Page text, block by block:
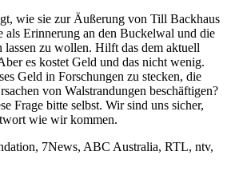
wie sie zur Äußerung von Till Backhaus
als Erinnerung an den Buckelwal und die
lassen zu wollen. Hilft das dem aktuell
es kostet Geld und das nicht wenig.
Geld in Forschungen zu stecken, die
von Walstrandungen beschäftigen?
Frage bitte selbst. Wir sind uns sicher,
wie wir kommen.
7News, ABC Australia, RTL, ntv,